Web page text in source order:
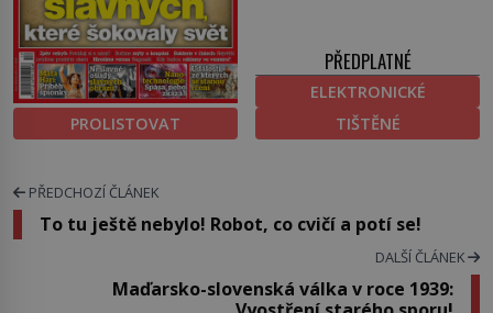
PROLISTOVAT
PŘEDPLATNÉ
ELEKTRONICKÉ
TIŠTĚNÉ
PŘEDCHOZÍ ČLÁNEK
To tu ještě nebylo! Robot, co cvičí a potí se!
DALŠÍ ČLÁNEK
Maďarsko-slovenská válka v roce 1939: